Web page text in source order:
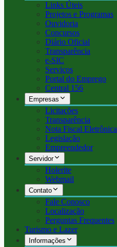
Links Úteis
Projetos e Programas
Ouvidoria
Concursos
Diário Oficial
Transparência
e-SIC
Serviços
Portal do Emprego
Central 156
Empresas
Licitações
Transparência
Nota Fiscal Eletrônica
Legislação
Empreendedor
Servidor
Holerite
Webmail
Contato
Fale Conosco
Localização
Perguntas Frequentes
Turismo e Lazer
Informações